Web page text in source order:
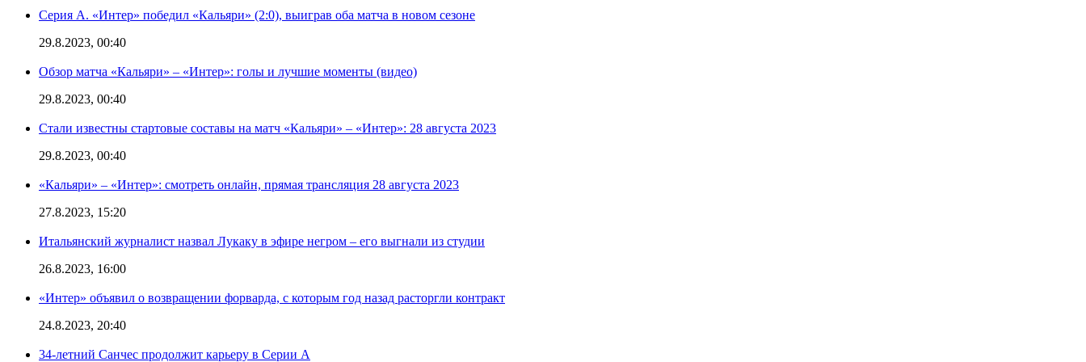
Серия А. «Интер» победил «Кальяри» (2:0), выиграв оба матча в новом сезоне
29.8.2023, 00:40
Обзор матча «Кальяри» – «Интер»: голы и лучшие моменты (видео)
29.8.2023, 00:40
Стали известны стартовые составы на матч «Кальяри» – «Интер»: 28 августа 2023
29.8.2023, 00:40
«Кальяри» – «Интер»: смотреть онлайн, прямая трансляция 28 августа 2023
27.8.2023, 15:20
Итальянский журналист назвал Лукаку в эфире негром – его выгнали из студии
26.8.2023, 16:00
«Интер» объявил о возвращении форварда, с которым год назад расторгли контракт
24.8.2023, 20:40
34-летний Санчес продолжит карьеру в Серии А